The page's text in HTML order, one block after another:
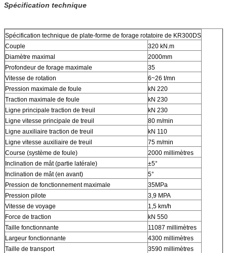
Spécification technique
Spécification technique de plate-forme de forage rotatoire de KR300DS
Couple
320 kN.m
Diamètre maximal
2000mm
Profondeur de forage maximale
35
Vitesse de rotation
6~26 t/mn
Pression maximale de foule
kN 220
Traction maximale de foule
kN 230
Ligne principale traction de treuil
kN 230
Ligne vitesse principale de treuil
80 m/min
Ligne auxiliaire traction de treuil
kN 110
Ligne vitesse auxiliaire de treuil
75 m/min
Course (système de foule)
2000 millimètres
Inclination de mât (partie latérale)
±5°
Inclination de mât (en avant)
5°
Pression de fonctionnement maximale
35MPa
Pression pilote
3,9 MPA
Vitesse de voyage
1,5 km/h
Force de traction
kN 550
Taille fonctionnante
11087 millimètres
Largeur fonctionnante
4300 millimètres
Taille de transport
3590 millimètres